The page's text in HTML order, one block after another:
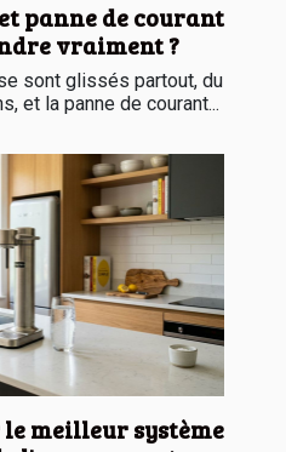
panne de courant
vraiment ?
sont glissés partout, du
et la panne de courant...
meilleur système